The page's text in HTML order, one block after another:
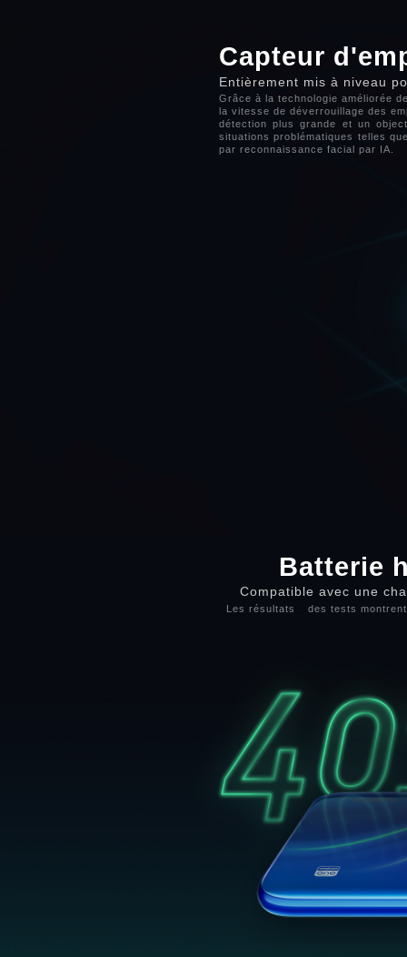
Capteur
Entièrement mis à niveau
Grâce à la technologie améliorée
la vitesse de déverrouillage des
détection plus grande et un
situations problématiques telles
par reconnaissance facial par IA.
Batterie
Compatible avec une
Les résultats des tests